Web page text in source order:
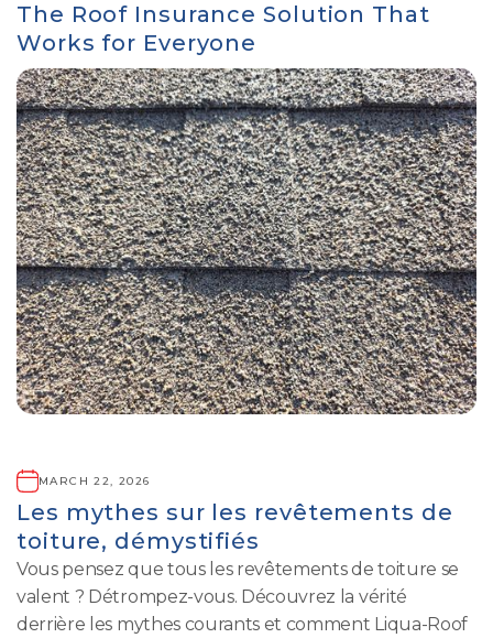
The Roof Insurance Solution That
Works for Everyone
MARCH 22, 2026
Les mythes sur les revêtements de
toiture, démystifiés
Vous pensez que tous les revêtements de toiture se
valent ? Détrompez-vous. Découvrez la vérité
derrière les mythes courants et comment Liqua-Roof